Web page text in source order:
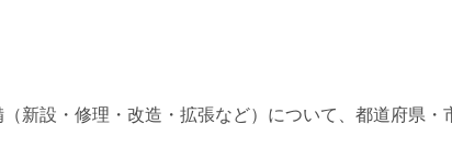
新設・修理・改造・拡張など）について、都道府県